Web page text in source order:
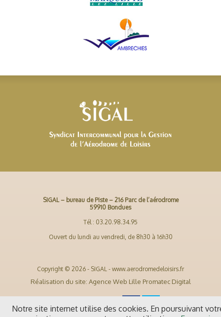
SIGAL – bureau de Piste – 216 Parc de l’aérodrome
59910 Bondues
Tél : 03.20.98.34.95
Ouvert du lundi au vendredi, de 8h30 à 16h30
Copyright © 2026 - SIGAL - www.aerodromedeloisirs.fr
Réalisation du site: Agence Web Lille Promatec Digital
Notre site internet utilise des cookies. En poursuivant